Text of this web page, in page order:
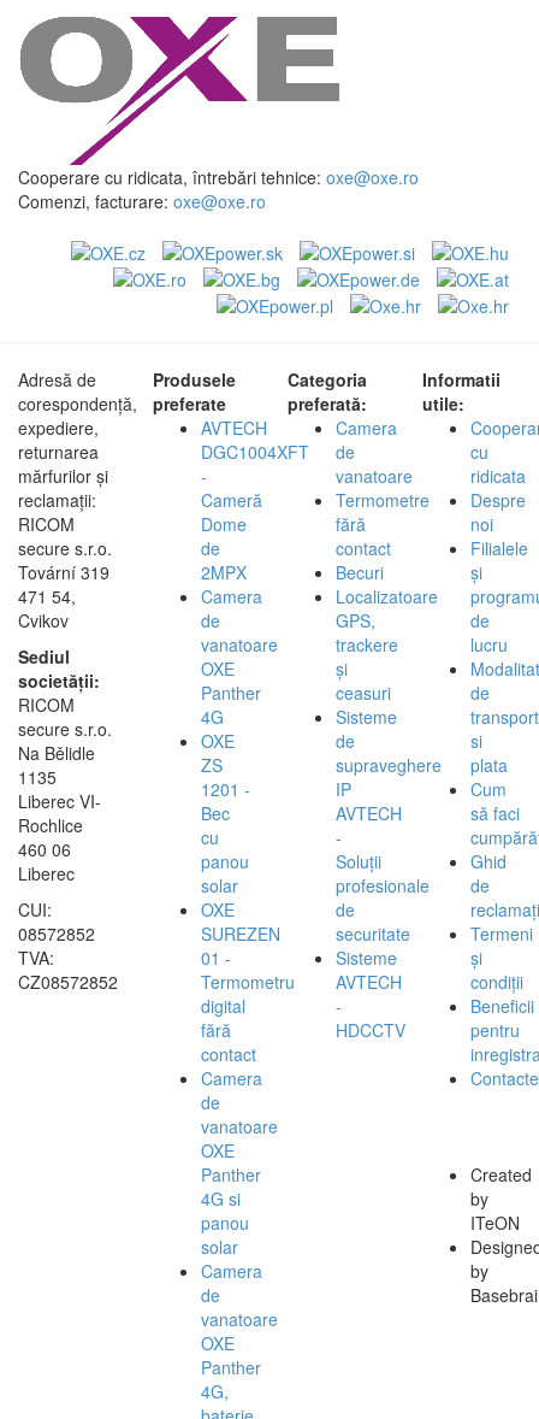
Cooperare cu ridicata, întrebări tehnice: oxe@oxe.ro
Comenzi, facturare: oxe@oxe.ro
Adresă de
corespondență,
expediere,
returnarea
mărfurilor și
reclamații:
RICOM
secure s.r.o.
Tovární 319
471 54,
Cvikov
Sediul
societății:
RICOM
secure s.r.o.
Na Bělidle
1135
Liberec VI-
Rochlice
460 06
Liberec
CUI:
08572852
TVA:
CZ08572852
Produsele
preferate
AVTECH
DGC1004XFT
-
Cameră
Dome
de
2MPX
Camera
de
vanatoare
OXE
Panther
4G
OXE
ZS
1201 -
Bec
cu
panou
solar
OXE
SUREZEN
01 -
Termometru
digital
fără
contact
Camera
de
vanatoare
OXE
Panther
4G si
panou
solar
Camera
de
vanatoare
OXE
Panther
4G,
Categoria
preferată:
Camera
de
vanatoare
Termometre
fără
contact
Becuri
Localizatoare
GPS,
trackere
și
ceasuri
Sisteme
de
supraveghere
IP
AVTECH
-
Soluții
profesionale
de
securitate
Sisteme
AVTECH
-
HDCCTV
Informatii
utile:
cu
ridicata
Despre
noi
Filialele
și
de
lucru
de
transport
si
plata
Cum
să faci
Ghid
de
Termeni
și
condiții
Beneficii
pentru
Contacte
Created
by
ITeON
by